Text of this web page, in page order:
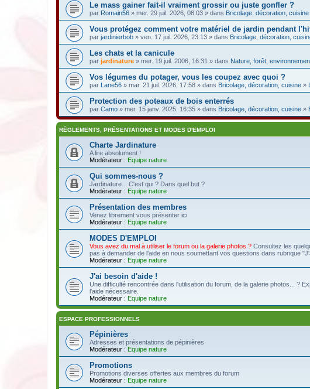
Le mass gainer fait-il vraiment grossir ou juste gonfler ?
par Romain56 » mer. 29 juil. 2026, 08:03 » dans Bricolage, décoration, cuisine
Vous protégez comment votre matériel de jardin pendant
par jardinierbob » ven. 17 juil. 2026, 23:13 » dans Bricolage, décoration,
Les chats et la canicule
par jardinature » mer. 19 juil. 2006, 16:31 » dans Nature, forêt,
Vos légumes du potager, vous les coupez avec quoi ?
par Lane56 » mar. 21 juil. 2026, 17:58 » dans Bricolage, décoration, cuisine »
Protection des poteaux de bois enterrés
par Camo » mer. 15 janv. 2025, 16:35 » dans Bricolage, décoration, cuisine »
RÈGLEMENTS, PRÉSENTATIONS ET MODES D'EMPLOI
Charte Jardinature
A lire absolument !
Modérateur : Equipe nature
Qui sommes-nous ?
Jardinature... C'est qui ? Dans quel but ?
Modérateur : Equipe nature
Présentation des membres
Venez librement vous présenter ici
Modérateur : Equipe nature
MODES D'EMPLOI
Vous avez du mal à utiliser le forum ou la galerie photos ? Consultez les
pas à demander de l'aide en nous soumettant vos questions dans rubrique
Modérateur : Equipe nature
J'ai besoin d'aide !
Une difficulté rencontrée dans l'utilisation du forum, de la galerie photos... ?
l'aide nécessaire.
Modérateur : Equipe nature
ESPACE PROFESSIONNELS
Pépinières
Adresses et présentations de pépinières
Modérateur : Equipe nature
Promotions
Promotions diverses offertes aux membres du forum
Modérateur : Equipe nature